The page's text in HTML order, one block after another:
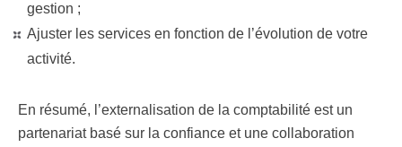
gestion ;
Ajuster les services en fonction de l’évolution de votre
activité.
En résumé, l’externalisation de la comptabilité est un
partenariat basé sur la confiance et une collaboration